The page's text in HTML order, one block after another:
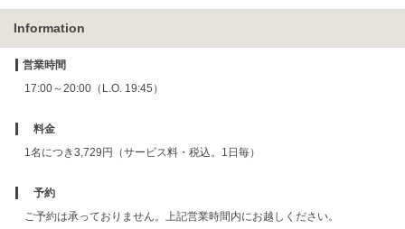
Information
営業時間
17:00～20:00（L.O. 19:45）
料金
1名につき3,729円（サービス料・税込。1日毎）
予約
ご予約は承っておりません。上記営業時間内にお越しください。